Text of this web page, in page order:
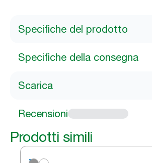
Specifiche del prodotto
Specifiche della consegna
Scarica
Recensioni
Prodotti simili